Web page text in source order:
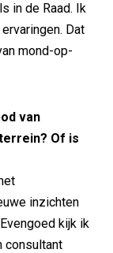
in de Raad. Ik
Dat
mond-op-
van
Of is
inzichten
kijk ik
consultant